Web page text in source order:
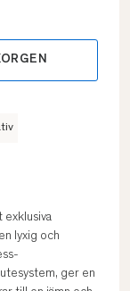
exklusiva
lyxig och
ger en